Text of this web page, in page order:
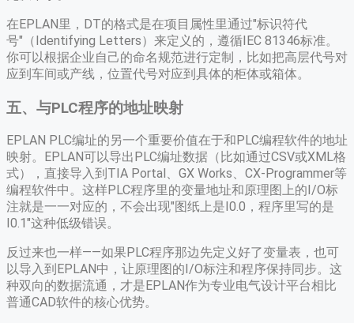
在EPLAN里，DT的格式是在项目属性里通过"标识符代
号"（Identifying Letters）来定义的，遵循IEC 81346标准。
你可以根据企业自己的命名规范进行定制，比如把高层代号对
应到车间或产线，位置代号对应到具体的柜体或箱体。
五、与PLC程序的地址映射
EPLAN PLC编址的另一个重要价值在于和PLC编程软件的地址
映射。EPLAN可以导出PLC编址数据（比如通过CSV或XML格
式），直接导入到TIA Portal、GX Works、CX-Programmer等
编程软件中。这样PLC程序里的变量地址和原理图上的I/O标
注就是一一对应的，不会出现"图纸上是I0.0，程序里写的是
I0.1"这种低级错误。
反过来也一样——如果PLC程序那边先定义好了变量表，也可
以导入到EPLAN中，让原理图的I/O标注和程序保持同步。这
种双向的数据流通，才是EPLAN作为专业电气设计平台相比
普通CAD软件的核心优势。